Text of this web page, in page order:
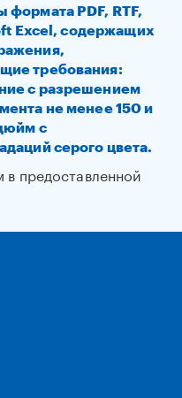
PDF, RTF,
Excel, содержащих
требования:
с разрешением
не менее 150 и
с
серого цвета.
в предоставленной